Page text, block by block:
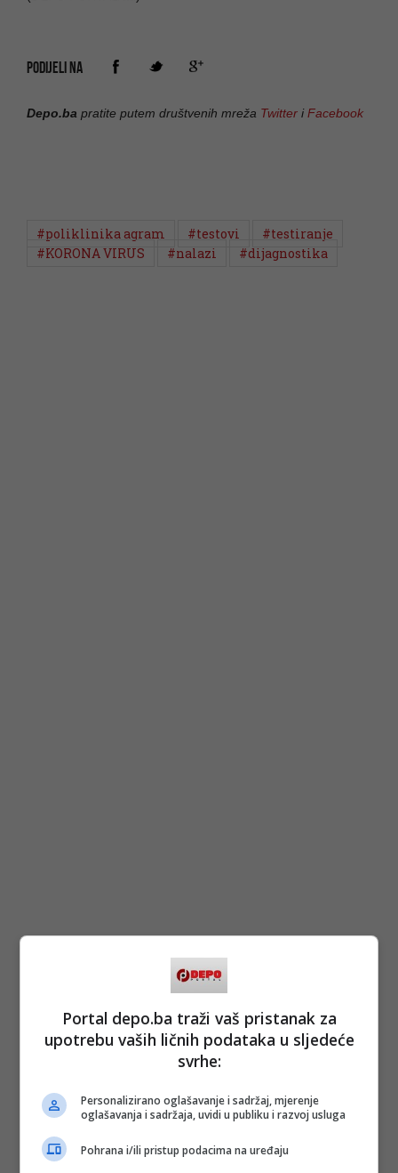
PODIJELI NA
Depo.ba pratite putem društvenih mreža Twitter iFacebook
#poliklinika agram #testovi
#testiranje
#KORONA VIRUS
#nalazi #dijagnostika
Portal depo.ba traži vaš pristanak za
upotrebu vaših ličnih podataka u sljedeće
svrhe:
Personalizirano oglašavanje i sadržaj, mjerenje
oglašavanja i sadržaja, uvidi u publiku i razvoj usluga
Pohrana i/ili pristup podacima na uređaju